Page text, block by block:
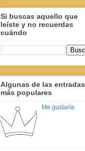
Si buscas aquello que
leíste y no recuerdas
cuándo
Algunas de las entradas
más populares
Me gustaría